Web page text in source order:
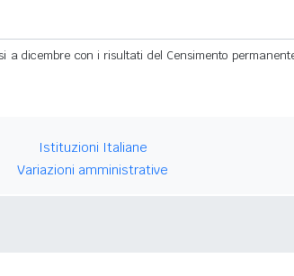
a dicembre con i risultati del Censimento
Istituzioni Italiane
Variazioni amministrative